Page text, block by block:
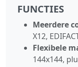
FUNCTIES
Meerdere
X12,
Flexibele
144x144,